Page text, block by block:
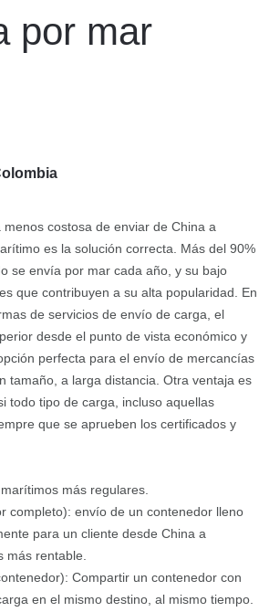
costosa de enviar de China a
es la solución correcta. Más del 90%
se envía por mar cada año, y su bajo
que contribuyen a su alta popularidad. En
de servicios de envío de carga, el
desde el punto de vista económico y
perfecta para el envío de mercancías
tamaño, a larga distancia. Otra ventaja es
todo tipo de carga, incluso aquellas
que se aprueben los certificados y
más regulares.
completo): envío de un contenedor lleno
para un cliente desde China a
más rentable.
Compartir un contenedor con
en el mismo destino, al mismo tiempo.